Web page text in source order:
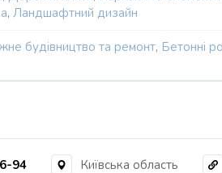
, Ландшафтний дизайн
будівництво та ремонт, Бетонні
94 Київська область